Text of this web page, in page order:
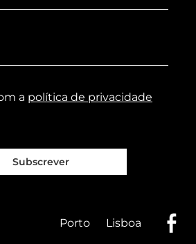
a política de privacidade
Subscrever
Porto Lisboa